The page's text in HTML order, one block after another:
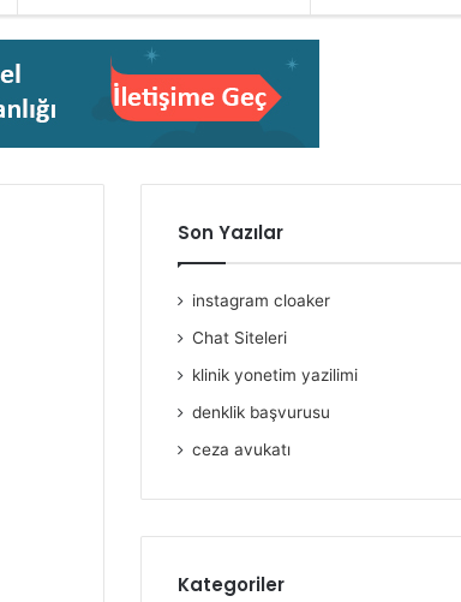
Son Yazılar
instagram cloaker
Chat Siteleri
klinik yonetim yazilimi
denklik başvurusu
ceza avukatı
Kategoriler